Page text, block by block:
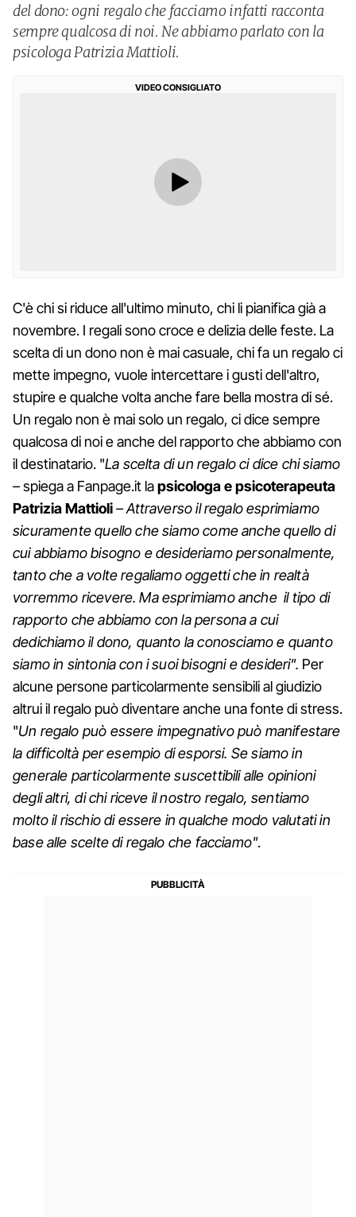
del dono: ogni regalo che facciamo infatti racconta
sempre qualcosa di noi. Ne abbiamo parlato con la
psicologa Patrizia Mattioli.
VIDEO CONSIGLIATO
C'è chi si riduce all'ultimo minuto, chi li pianifica già a
novembre. I regali sono croce e delizia delle feste. La
scelta di un dono non è mai casuale, chi fa un regalo ci
mette impegno, vuole intercettare i gusti dell'altro,
stupire e qualche volta anche fare bella mostra di sé.
Un regalo non è mai solo un regalo, ci dice sempre
qualcosa di noi e anche del rapporto che abbiamo con
il destinatario. "La scelta di un regalo ci dice chi siamo
–spiega a Fanpage.it lapsicologa e psicoterapeuta
Patrizia Mattioli– Attraverso il regalo esprimiamo
sicuramente quello che siamo come anche quello di
cui abbiamo bisogno e desideriamo personalmente,
tanto che a volte regaliamo oggetti che in realtà
vorremmo ricevere. Ma esprimiamo anche il tipo di
rapporto che abbiamo con la persona a cui
dedichiamo il dono, quanto la conosciamo e quanto
siamo in sintonia con i suoi bisogni e desideri". Per
alcune persone particolarmente sensibili al giudizio
altrui il regalo può diventare anche una fonte di stress.
"Un regalo può essere impegnativo può manifestare
la difficoltà per esempio di esporsi. Se siamo in
generale particolarmente suscettibili alle opinioni
degli altri, di chi riceve il nostro regalo, sentiamo
molto il rischio di essere in qualche modo valutati in
base alle scelte di regalo che facciamo".